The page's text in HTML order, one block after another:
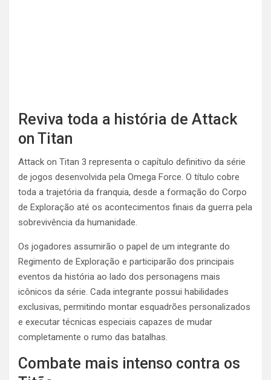
Reviva toda a história de Attack
on Titan
Attack on Titan 3 representa o capítulo definitivo da série
de jogos desenvolvida pela Omega Force. O título cobre
toda a trajetória da franquia, desde a formação do Corpo
de Exploração até os acontecimentos finais da guerra pela
sobrevivência da humanidade.
Os jogadores assumirão o papel de um integrante do
Regimento de Exploração e participarão dos principais
eventos da história ao lado dos personagens mais
icônicos da série. Cada integrante possui habilidades
exclusivas, permitindo montar esquadrões personalizados
e executar técnicas especiais capazes de mudar
completamente o rumo das batalhas.
Combate mais intenso contra os